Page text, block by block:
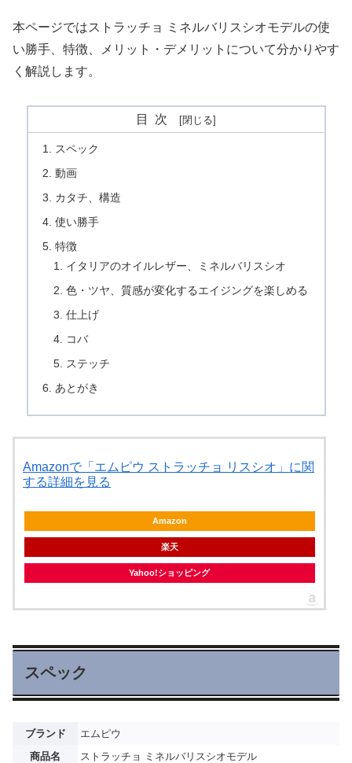
本ページではストラッチョ ミネルバリスシオモデルの使
い勝手、特徴、メリット・デメリットについて分かりやす
く解説します。
目次
スペック
動画
カタチ、構造
使い勝手
特徴
イタリアのオイルレザー、ミネルバリスシオ
色・ツヤ、質感が変化するエイジングを楽しめる
仕上げ
コバ
ステッチ
あとがき
Amazonで「エムピウ ストラッチョ リスシオ」に関
する詳細を見る
Amazon
楽天
Yahoo!ショッピング
スペック
ブランド
エムピウ
商品名
ストラッチョ ミネルバリスシオモデル